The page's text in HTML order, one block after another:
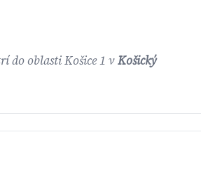
do oblasti Košice 1 vKošický